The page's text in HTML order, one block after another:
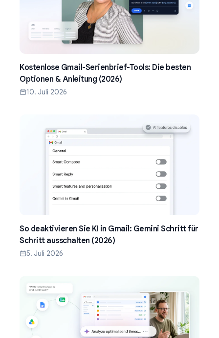
Kostenlose Gmail-Serienbrief-Tools: Die besten
Optionen & Anleitung (2026)
10. Juli 2026
So deaktivieren Sie KI in Gmail: Gemini Schritt für
Schritt ausschalten (2026)
5. Juli 2026